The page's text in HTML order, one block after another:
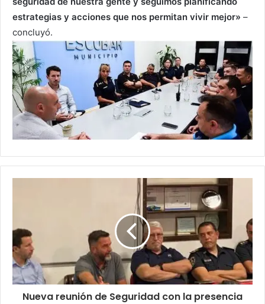
estrategias y acciones que nos permitan vivir mejor» –
concluyó.
Nueva reunión de Seguridad con la presencia